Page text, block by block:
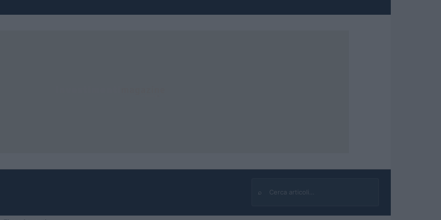
⌕
Cerca